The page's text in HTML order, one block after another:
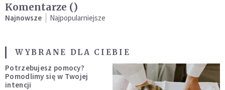
Komentarze ()
Najnowsze Najpopularniejsze
WYBRANE DLA CIEBIE
Potrzebujesz pomocy?
Pomodlimy się w Twojej
intencji